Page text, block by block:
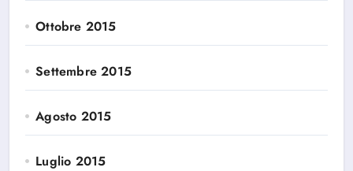
Ottobre 2015
Settembre 2015
Agosto 2015
Luglio 2015